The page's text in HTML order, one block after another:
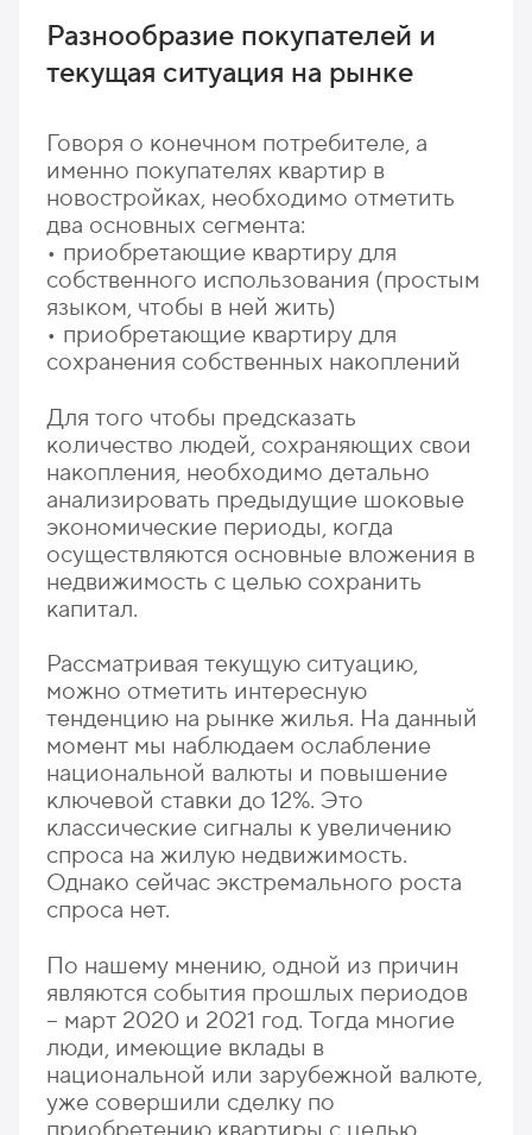
Разнообразие покупателей и
текущая ситуация на рынке
Говоря о конечном потребителе, а
именно покупателях квартир в
новостройках, необходимо отметить
два основных сегмента:
• приобретающие квартиру для
собственного использования (простым
языком, чтобы в ней жить)
• приобретающие квартиру для
сохранения собственных накоплений
Для того чтобы предсказать
количество людей, сохраняющих свои
накопления, необходимо детально
анализировать предыдущие шоковые
экономические периоды, когда
осуществляются основные вложения в
недвижимость с целью сохранить
капитал.
Рассматривая текущую ситуацию,
можно отметить интересную
тенденцию на рынке жилья. На данный
момент мы наблюдаем ослабление
национальной валюты и повышение
ключевой ставки до 12%. Это
классические сигналы к увеличению
спроса на жилую недвижимость.
Однако сейчас экстремального роста
спроса нет.
По нашему мнению, одной из причин
являются события прошлых периодов
– март 2020 и 2021 год. Тогда многие
люди, имеющие вклады в
национальной или зарубежной валюте,
уже совершили сделку по